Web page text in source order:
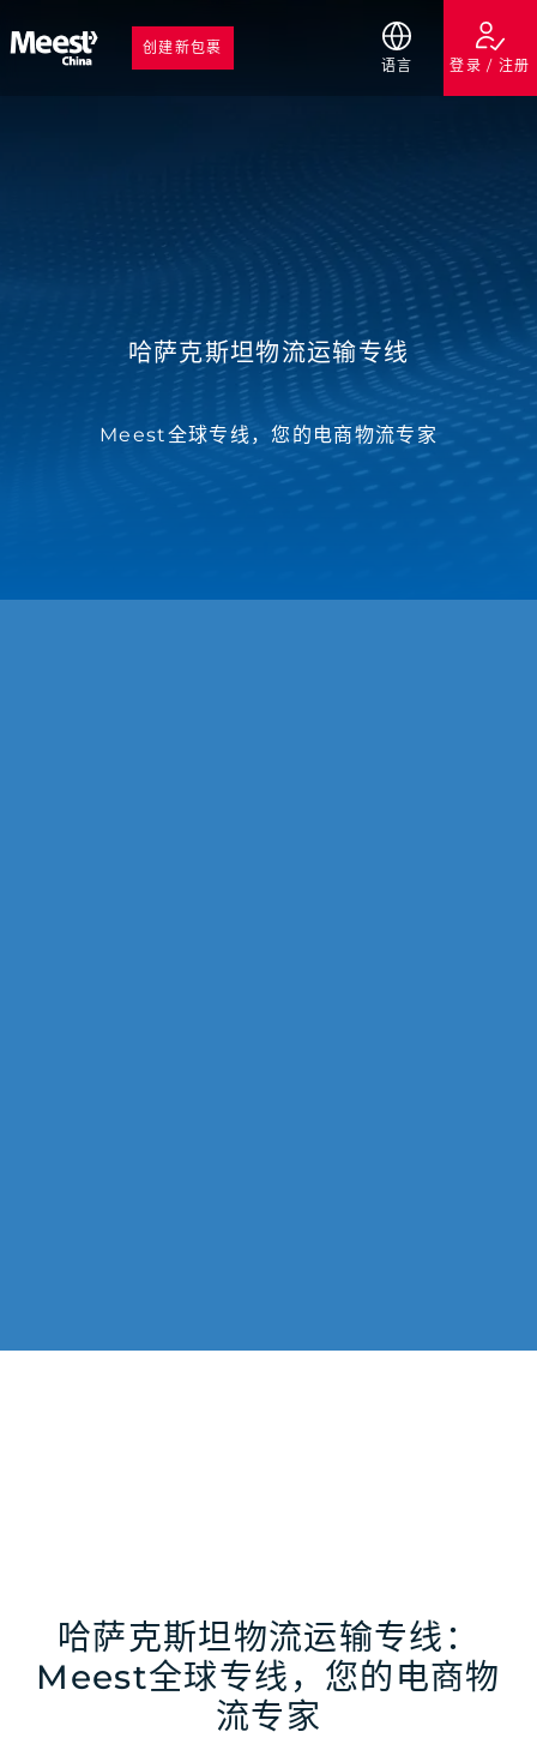
创建新包裹
语言
登录 / 注册
哈萨克斯坦物流运输专线
Meest全球专线，您的电商物流专家
哈萨克斯坦物流运输专线：
Meest全球专线，您的电商物
流专家